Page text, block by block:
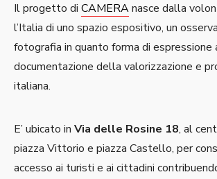
Il progetto di CAMERAnasce dalla
l’Italia di uno spazio espositivo, un
fotografia in quanto forma di espressione
documentazione della valorizzazione e
italiana.
E’ ubicato in Via delle Rosine 18, al
piazza Vittorio e piazza Castello, per
accesso ai turisti e ai cittadini